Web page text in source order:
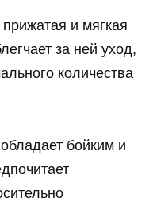
и мягкая
за ней уход,
количества
бойким и